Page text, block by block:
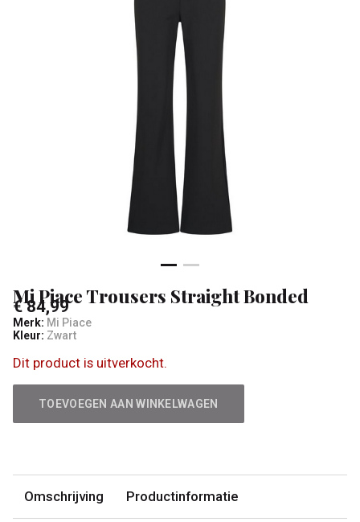
Mi Piace Trousers Straight Bonded
€ 84,99
Merk: Mi Piace
Kleur: Zwart
Dit product is uitverkocht.
TOEVOEGEN AAN WINKELWAGEN
Omschrijving Productinformatie